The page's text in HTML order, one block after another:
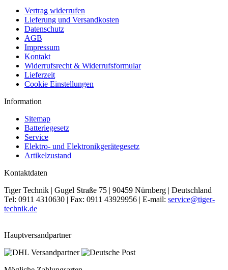
Vertrag widerrufen
Lieferung und Versandkosten
Datenschutz
AGB
Impressum
Kontakt
Widerrufsrecht & Widerrufsformular
Lieferzeit
Cookie Einstellungen
Information
Sitemap
Batteriegesetz
Service
Elektro- und Elektronikgerätegesetz
Artikelzustand
Kontaktdaten
Tiger Technik | Gugel Straße 75 | 90459 Nürnberg | Deutschland
Tel: 0911 4310630 | Fax: 0911 43929956 | E-mail: service@tiger-
technik.de
Hauptversandpartner